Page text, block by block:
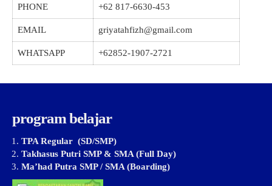
PHONE +62 817-6630-453
EMAIL griyatahfizh@gmail.com
WHATSAPP +62852-1907-2721
program belajar
TPA Regular (SD/SMP)
Takhasus Putri SMP & SMA (Full Day)
Ma’had Putra SMP / SMA (Boarding)